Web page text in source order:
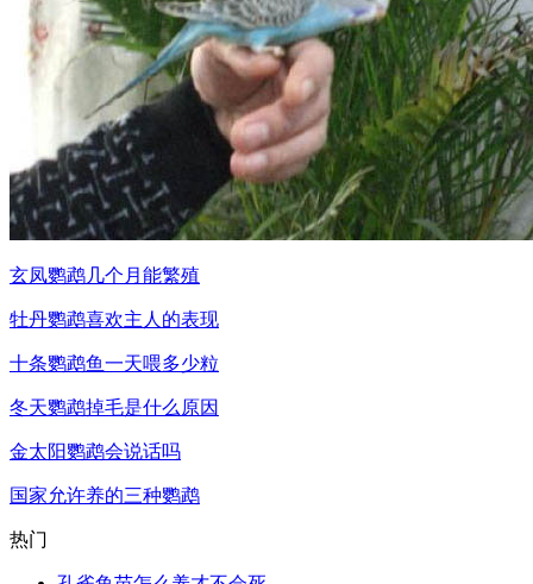
玄凤鹦鹉几个月能繁殖
牡丹鹦鹉喜欢主人的表现
十条鹦鹉鱼一天喂多少粒
冬天鹦鹉掉毛是什么原因
金太阳鹦鹉会说话吗
国家允许养的三种鹦鹉
热门